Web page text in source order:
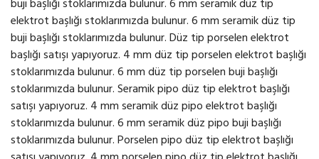
buji başlığı stoklarımızda bulunur. 6 mm seramik düz tip
elektrot başlığı stoklarımızda bulunur. 6 mm seramik düz tip
buji başlığı stoklarımızda bulunur. Düz tip porselen elektrot
başlığı satışı yapıyoruz. 4 mm düz tip porselen elektrot başlığı
stoklarımızda bulunur. 6 mm düz tip porselen buji başlığı
stoklarımızda bulunur. Seramik pipo düz tip elektrot başlığı
satışı yapıyoruz. 4 mm seramik düz pipo elektrot başlığı
stoklarımızda bulunur. 6 mm seramik düz pipo buji başlığı
stoklarımızda bulunur. Porselen pipo düz tip elektrot başlığı